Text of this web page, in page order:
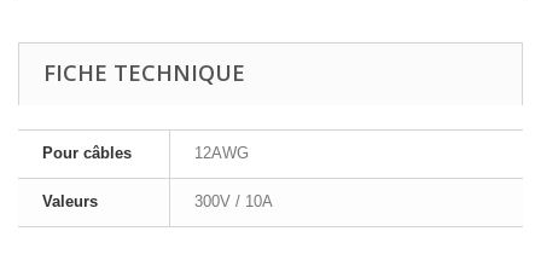
FICHE TECHNIQUE
Pour câbles 12AWG
Valeurs 300V / 10A